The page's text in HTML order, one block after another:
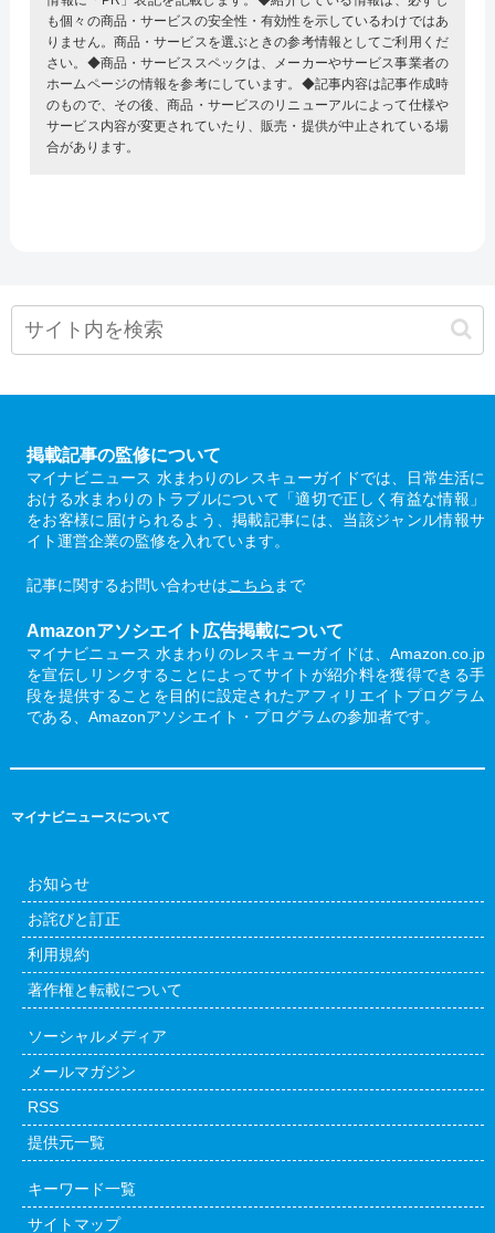
も個々の商品・サービスの安全性・有効性を示しているわけではあ
りません。商品・サービスを選ぶときの参考情報としてご利用くだ
さい。◆商品・サービススペックは、メーカーやサービス事業者の
ホームページの情報を参考にしています。◆記事内容は記事作成時
のもので、その後、商品・サービスのリニューアルによって仕様や
サービス内容が変更されていたり、販売・提供が中止されている場
合があります。
掲載記事の監修について
マイナビニュース 水まわりのレスキューガイドでは、日常生活に
おける水まわりのトラブルについて「適切で正しく有益な情報」
をお客様に届けられるよう、掲載記事には、当該ジャンル情報サ
イト運営企業の監修を入れています。
記事に関するお問い合わせはこちら まで
Amazonアソシエイト広告掲載について
マイナビニュース 水まわりのレスキューガイドは、Amazon.co.jp
を宣伝しリンクすることによってサイトが紹介料を獲得できる手
段を提供することを目的に設定されたアフィリエイトプログラム
である、Amazonアソシエイト・プログラムの参加者です。
マイナビニュースについて
お知らせ
お詫びと訂正
利用規約
著作権と転載について
ソーシャルメディア
メールマガジン
RSS
提供元一覧
キーワード一覧
サイトマップ